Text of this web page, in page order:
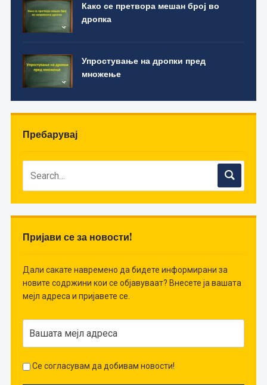
Како се претвора мешан број во
дропка
Упростување на дропки пред
множење
Пребарувај
Пријави се за новости!
Дали сакате навремено да бидете информирани за
новите содржини кои се објавуваат? Внесете ја вашата
мејл адреса и пријавете се.
Се согласувам да добивам новости!